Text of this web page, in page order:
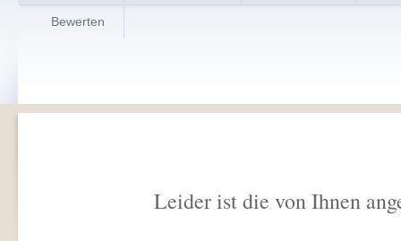
Bewerten
Leider ist die von Ihnen